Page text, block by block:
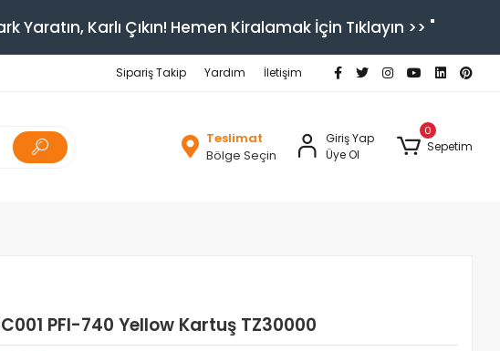
Karlı Çıkın! Hemen Kiralamak İçin Tıklayın >> "
Sipariş Takip Yardım İletişim
Teslimat
Bölge Seçin
Giriş Yap
Üye Ol
0
Sepetim
PFI-740 Yellow Kartuş TZ30000